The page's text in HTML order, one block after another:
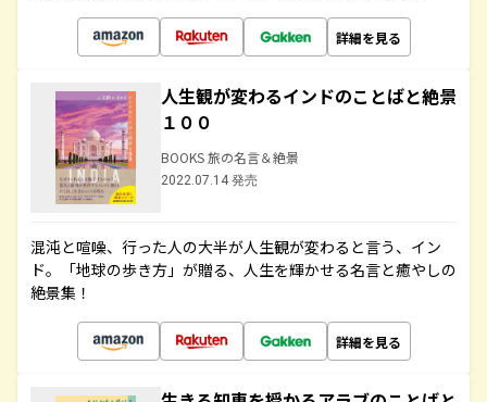
詳細を見る
人生観が変わるインドのことばと絶景
１００
BOOKS 旅の名言＆絶景
2022.07.14 発売
混沌と喧噪、行った人の大半が人生観が変わると言う、イン
ド。「地球の歩き方」が贈る、人生を輝かせる名言と癒やしの
絶景集！
詳細を見る